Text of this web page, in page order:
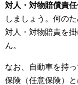
対人・対物賠償責
しましょう。何の
対人・対物賠責を
ん。
なお、自動車を持
保険（任意保険）